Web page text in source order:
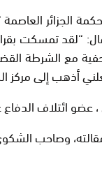
الجزائر
“لقد
مضمون أعمالي
أذهب إلى
ائتلاف الدفاع
وصاحب